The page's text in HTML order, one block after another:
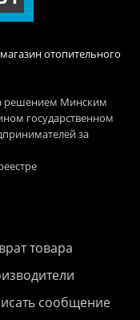
отопительного
решением Минским
государственном
за
товара
сообщение